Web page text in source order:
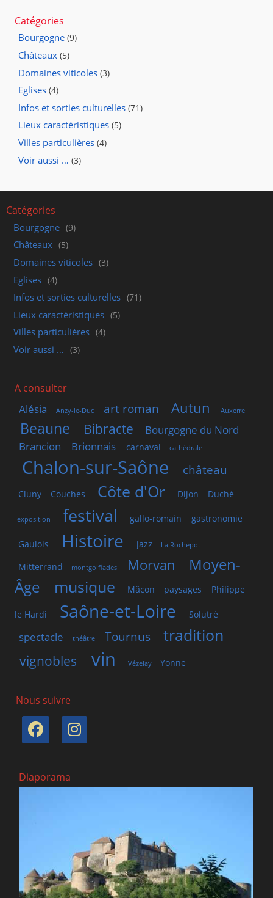
Catégories
Bourgogne(9)
Châteaux(5)
Domaines viticoles(3)
Eglises(4)
Infos et sorties culturelles(71)
Lieux caractéristiques(5)
Villes particulières(4)
Voir aussi … (3)
Catégories
Bourgogne (9)
Châteaux (5)
Domaines viticoles (3)
Eglises (4)
Infos et sorties culturelles (71)
Lieux caractéristiques (5)
Villes particulières (4)
Voir aussi … (3)
A consulter
Alésia Anzy-le-Duc art roman Autun Auxerre
Beaune Bibracte
Bourgogne du Nord
Brancion
Brionnais carnaval cathédrale
Chalon-sur-Saône château
Cluny Couches Côte d'Or Dijon Duché
exposition festival gallo-romain gastronomie
Gaulois Histoire jazz La Rochepot
Mitterrand montgolfiades Morvan
Moyen-
Âge
musique Mâcon paysages Philippe
le Hardi Saône-et-Loire Solutré
spectacle théâtre Tournus tradition
vignobles vin Vézelay Yonne
Nous suivre
Facebook
Instagram
Diaporama